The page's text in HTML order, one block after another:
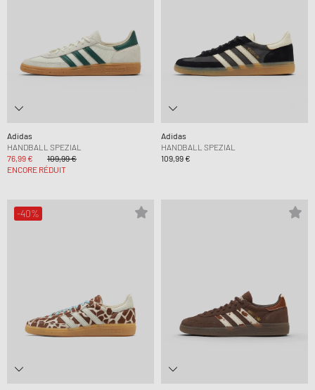
Adidas
HANDBALL SPEZIAL
76,99 €
109,99 €
ENCORE RÉDUIT
Adidas
HANDBALL SPEZIAL
109,99 €
-40%